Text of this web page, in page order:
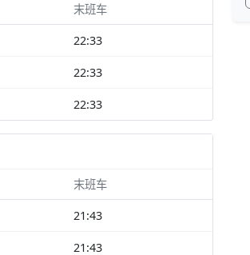
末班车
22:33
22:33
22:33
末班车
21:43
21:43